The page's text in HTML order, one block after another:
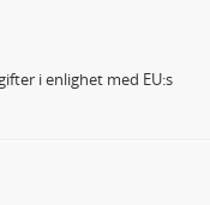
i enlighet med EU:s